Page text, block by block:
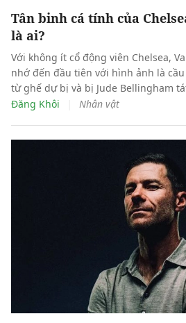
Tân binh cá tính của
là ai?
Với không ít cổ động viên Chelsea,
nhớ đến đầu tiên với hình ảnh là
từ ghế dự bị và bị Jude Bellingham
bán kết World Cup hồi tháng trước.
Đăng Khôi Nhân vật